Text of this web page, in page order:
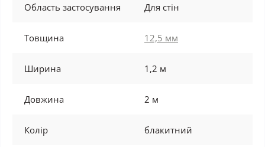
Область застосування Для стін
Товщина 12,5 мм
Ширина 1,2 м
Довжина 2 м
Колір блакитний